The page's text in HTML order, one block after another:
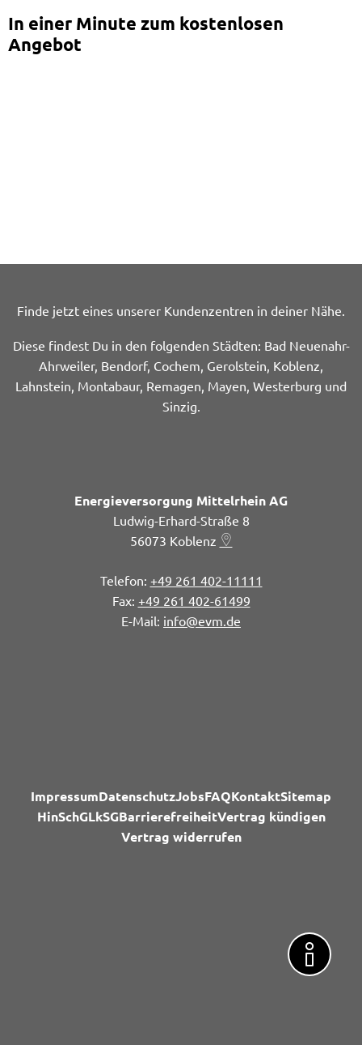
In einer Minute zum kostenlosen
Angebot
Finde jetzt eines unserer Kundenzentren in deiner Nähe.
Diese findest Du in den folgenden Städten: Bad Neuenahr-
Ahrweiler, Bendorf, Cochem, Gerolstein, Koblenz,
Lahnstein, Montabaur, Remagen, Mayen, Westerburg und
Sinzig.
Energieversorgung Mittelrhein AG
Ludwig-Erhard-Straße 8
56073 Koblenz
+49 261 402-11111
+49 261 402-61499
info@evm.de
ImpressumDatenschutzJobsFAQKontaktSitemap
HinSchGLkSGBarrierefreiheitVertrag kündigen
Vertrag widerrufen